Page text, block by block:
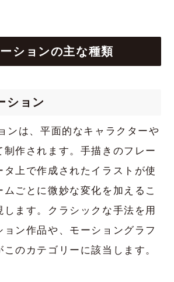
ションの主な種類
ション
ンは、平面的なキャラクターや
制作されます。手描きのフレー
タ上で作成されたイラストが使
ムごとに微妙な変化を加えるこ
します。クラシックな手法を用
ョン作品や、モーショングラフ
このカテゴリーに該当します。